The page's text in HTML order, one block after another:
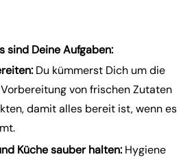
sind Deine Aufgaben:
Du kümmerst Dich um die
von frischen Zutaten
damit alles bereit ist, wenn es
Küche sauber halten: Hygiene